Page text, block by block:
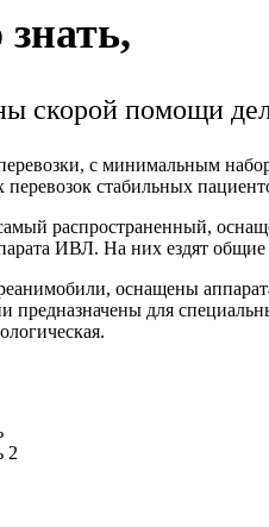
скорой помощи
с минимальным
перевозок стабильных
распространенный,
ИВЛ. На них ездят общие
оснащены
предназначены для